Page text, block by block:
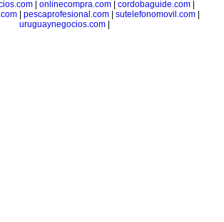
onlinecompra.com cordobaguide.com
pescaprofesional.com sutelefonomovil.com
uruguaynegocios.com|